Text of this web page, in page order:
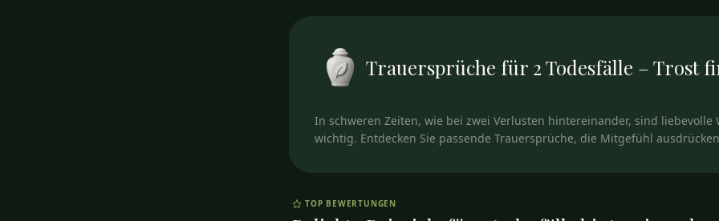
Trauersprüche für 2 Todesfälle – Trost
In schweren Zeiten, wie bei zwei Verlusten hintereinander, sind liebevolle
wichtig. Entdecken Sie passende Trauersprüche, die Mitgefühl
TOP BEWERTUNGEN